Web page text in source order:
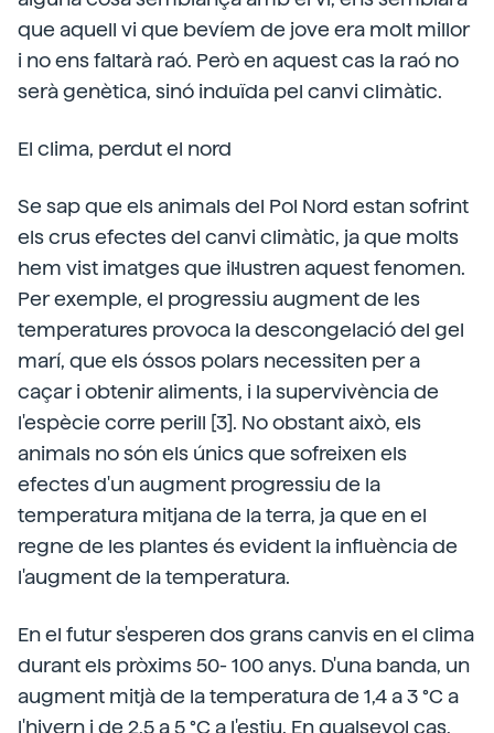
que aquell vi que bevíem de jove era molt millor
i no ens faltarà raó. Però en aquest cas la raó no
serà genètica, sinó induïda pel canvi climàtic.
El clima, perdut el nord
Se sap que els animals del Pol Nord estan sofrint
els crus efectes del canvi climàtic, ja que molts
hem vist imatges que il·lustren aquest fenomen.
Per exemple, el progressiu augment de les
temperatures provoca la descongelació del gel
marí, que els óssos polars necessiten per a
caçar i obtenir aliments, i la supervivència de
l'espècie corre perill [3]. No obstant això, els
animals no són els únics que sofreixen els
efectes d'un augment progressiu de la
temperatura mitjana de la terra, ja que en el
regne de les plantes és evident la influència de
l'augment de la temperatura.
En el futur s'esperen dos grans canvis en el clima
durant els pròxims 50- 100 anys. D'una banda, un
augment mitjà de la temperatura de 1,4 a 3 °C a
l'hivern i de 2,5 a 5 °C a l'estiu. En qualsevol cas,